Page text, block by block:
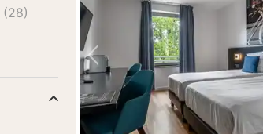
Vorige foto
(28)